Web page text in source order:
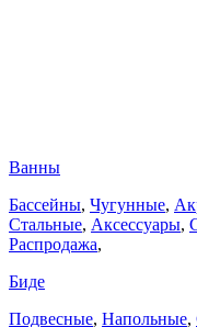
Ванны
Бассейны, Чугунные,
Стальные, Аксессуары,
Распродажа,
Биде
Подвесные, Напольные,